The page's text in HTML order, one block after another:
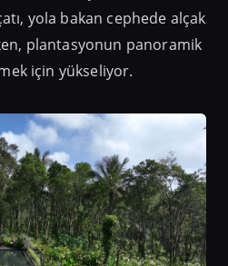
yola bakan cephede alçak
plantasyonun panoramik
için yükseliyor.